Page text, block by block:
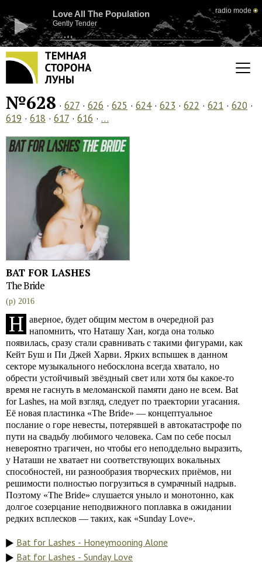
Love All The Population
Gently Tender
radio mode
№628 · 627 · 626 · 625 · 624· 623 · 622 · 621 · 620 ·
619 · 618 · 617 · 616 · …
BAT FOR LASHES
The Bride
(p) 2016
Н аверное, будет общим местом в очередной раз
напомнить, что Наташу Хан, когда она только
появилась, сразу стали сравнивать с такими фигурами, как
Кейт Буш и Пи Джей Харви. Ярких вспышек в данном
секторе музыкального небосклона всегда хватало, но
обрести устойчивый звёздный свет или хотя бы какое-то
время не гаснуть в меломанской памяти дано не всем. Bat
for Lashes, на мой взгляд, следует по траектории угасания.
Её новая пластинка «The Bride» — концептуальное
послание о горе невесты, потерявшей в автокатастрофе по
пути на свадьбу любимого человека. Сам по себе посыл
невероятно трагичен, но чтобы его неподдельно выразить,
у Наташи не хватает ни соответствующих вокальных
способностей, ни разнообразия творческих приёмов, ни
решимости полностью погрузиться в сумрачный надрыв.
Поэтому «The Bride» слушается уныло и монотонно, как
долгое созерцание неподвижного поплавка в ожидании
редких всплесков — таких, как «Sunday Love».
Bat for Lashes - Honeymooning Alone
Bat for Lashes - Sunday Love